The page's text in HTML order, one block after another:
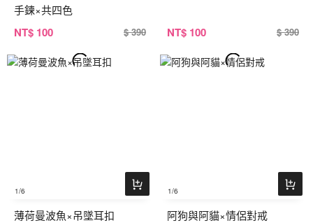
手鍊×共四色
NT$ 100 $ 390 NT$ 100 $ 390
1/6
薄荷曼波魚×吊墜耳扣
1/6
阿狗與阿貓×情侶對戒